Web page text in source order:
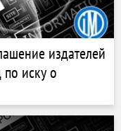
издателей
иску о